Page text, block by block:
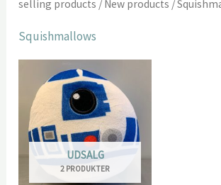
selling products / New products /
Squishmallows
UDSALG
2 PRODUKTER